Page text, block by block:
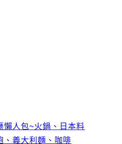
懶人包~火鍋、日本料
、義大利麵、咖啡